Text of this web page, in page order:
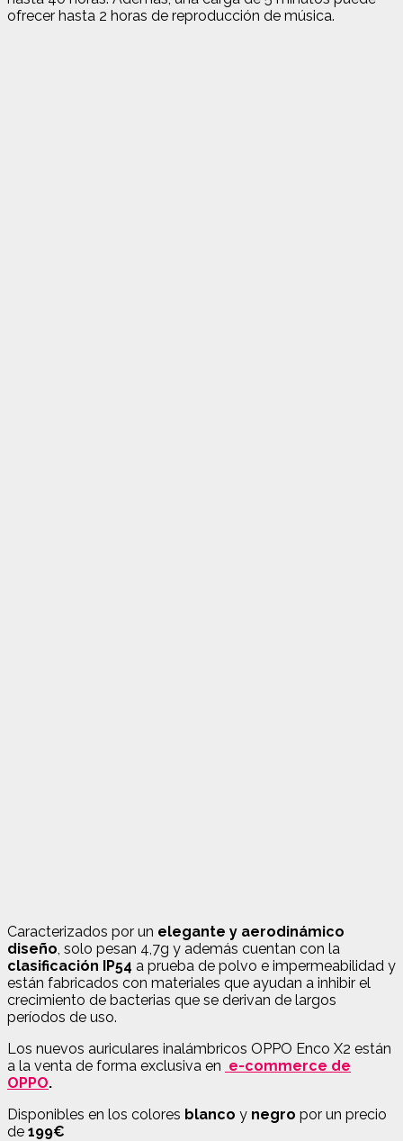
ofrecer hasta 2 horas de reproducción de música.
Caracterizados por un elegante y aerodinámico
diseño, solo pesan 4,7g y además cuentan con la
clasificación IP54 a prueba de polvo e impermeabilidad y
están fabricados con materiales que ayudan a inhibir el
crecimiento de bacterias que se derivan de largos
períodos de uso.
Los nuevos auriculares inalámbricos OPPO Enco X2 están
a la venta de forma exclusiva en e-commerce de
OPPO.
Disponibles en los colores blanco y negro por un precio
de 199€